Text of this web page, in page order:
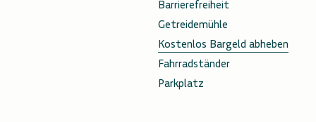
Barrierefreiheit
Getreidemühle
Kostenlos Bargeld abheben
Fahrradständer
Parkplatz